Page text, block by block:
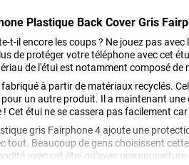
Plastique Back Cover Gris
t-il encore les coups ? Ne jouez pas avec
de protéger votre téléphone avec cet
de l'étui est notamment composé de
à partir de matériaux recyclés.
un autre produit. Il a maintenant une
! Cet étui ne se cassera pas facilement
gris Fairphone 4 ajoute une
tout. Beaucoup de gens choisissent
avec cet étui qu'avec une